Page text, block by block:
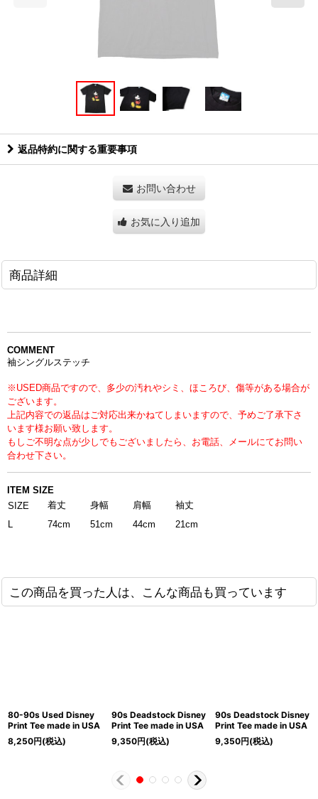
返品特約に関する重要事項
お問い合わせ
お気に入り追加
商品詳細
COMMENT
袖シングルステッチ
※USED商品ですので、多少の汚れやシミ、ほころび、傷等がある場合が
ございます。
上記内容での返品はご対応出来かねてしまいますので、予めご了承下さ
います様お願い致します。
もしご不明な点が少しでもございましたら、お電話、メールにてお問い
合わせ下さい。
ITEM SIZE
SIZE
着丈 身幅 肩幅
袖丈
L
74cm 51cm 44cm 21cm
この商品を買った人は、こんな商品も買っています
80-90s Used Disney
Print Tee made in USA
8,250円(税込)
90s Deadstock Disney
Print Tee made in USA
9,350円(税込)
90s Deadstock Disney
Print Tee made in USA
9,350円(税込)